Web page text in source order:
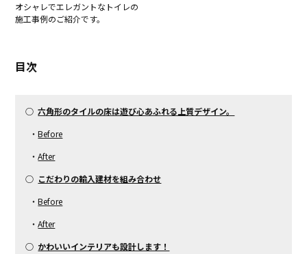
オシャレでエレガントなトイレの
施工事例のご紹介です。
目次
○六角形のタイルの床は遊び心あふれる上質デザイン。
・Before
・After
○ こだわりの輸入建材を組み合わせ
・Before
・After
○ かわいいインテリアも設計します！